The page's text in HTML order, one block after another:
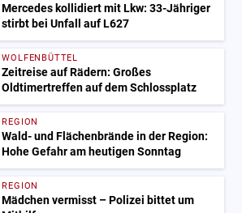
Mercedes kollidiert mit Lkw: 33-Jähriger
stirbt bei Unfall auf L627
WOLFENBÜTTEL
Zeitreise auf Rädern: Großes
Oldtimertreffen auf dem Schlossplatz
REGION
Wald- und Flächenbrände in der Region:
Hohe Gefahr am heutigen Sonntag
REGION
Mädchen vermisst – Polizei bittet um